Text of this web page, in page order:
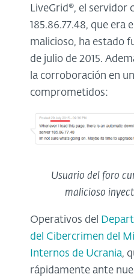
LiveGrid®, el servidor
185.86.77.48, que era
malicioso, ha estado
de julio de 2015.
la corroboración en
comprometidos:
Usuario del foro
malicioso
Operativos del
del Cibercrimen del
Internos de Ucrania,
rápidamente ante